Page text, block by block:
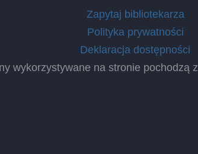
Zapytaj bibliotekarza
Polityka prywatności
Deklaracja dostępności
wykorzystywane na stronie pochodzą z